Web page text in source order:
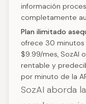
información
completamente
Plan ilimitado
ofrece 30 minutos
$9.99/mes, SozAI
rentable y
por minuto de la
SozAI aborda